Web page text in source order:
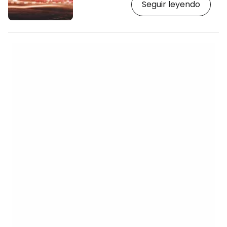
todo su esplendor al anochecer, cuando
Seguir leyendo